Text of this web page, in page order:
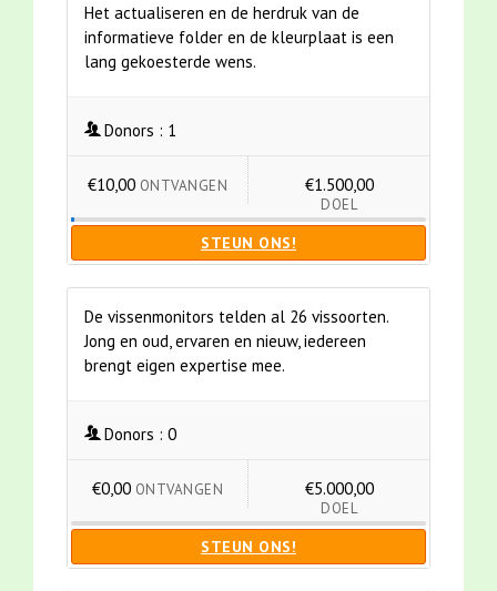
Het actualiseren en de herdruk van de
informatieve folder en de kleurplaat is een
lang gekoesterde wens.
Donors : 1
€10,00 ONTVANGEN €1.500,00
DOEL
STEUN ONS!
De vissenmonitors telden al 26 vissoorten.
Jong en oud, ervaren en nieuw, iedereen
brengt eigen expertise mee.
Donors : 0
€0,00 ONTVANGEN €5.000,00
DOEL
STEUN ONS!